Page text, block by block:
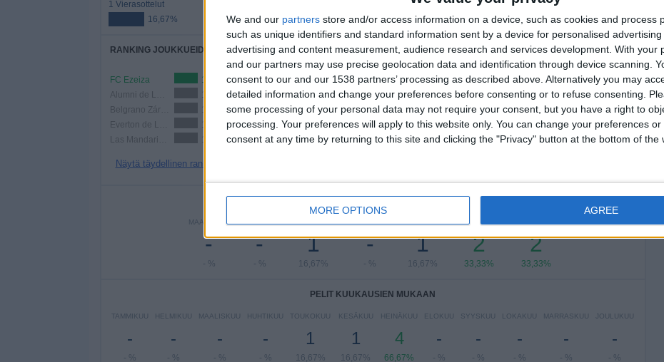
We and our partners store and/or access information on a device, such as cookies and process
such as unique identifiers and standard information sent by a device for personalised advertising
advertising and content measurement, audience research and services development. With your
and our partners may use precise geolocation data and identification through device scanning.
consent to our and our 1538 partners’ processing as described above. Alternatively you may
detailed information and change your preferences before consenting or to refuse consenting.
some processing of your personal data may not require your consent, but you have a right to
processing. Your preferences will apply to this website only. You can change your preferences
consent at any time by returning to this site and clicking the "Privacy" button at the bottom of the
MORE OPTIONS AGREE
1 Vierasottelut
16,67%
VASTUSTAJAT
VS FC Ezeiza
KILPAILUT
RANKING JOUKKUEIDEN MUKAAN
FC Ezeiza
1 (16,67%)
1 (16,67%)
1 (16,67%)
1 (16,67%)
1 (16,67%)
Näytä täydellinen ranking
RANKING KILPAILUJEN MUKAAN
Torneo Promocional Amateur 6 (100%)
Näytä täydellinen ranking
MAANANTAI
-
- %
-
- %
1
16,67%
-
- %
1
16,67%
LAUANTAI
2
33,33%
2
33,33%
PELIT KUUKAUSIEN MUKAAN
TAMMIKUU
-
- %
HELMIKUU
-
- %
MAALISKUU
-
- %
HUHTIKUU
-
- %
TOUKOKUU
1
16,67%
KESÄKUU
1
16,67%
HEINÄKUU
4
66,67%
ELOKUU
-
- %
SYYSKUU
-
- %
LOKAKUU
-
- %
MARRASKUU
-
- %
JOULUKUU
-
- %